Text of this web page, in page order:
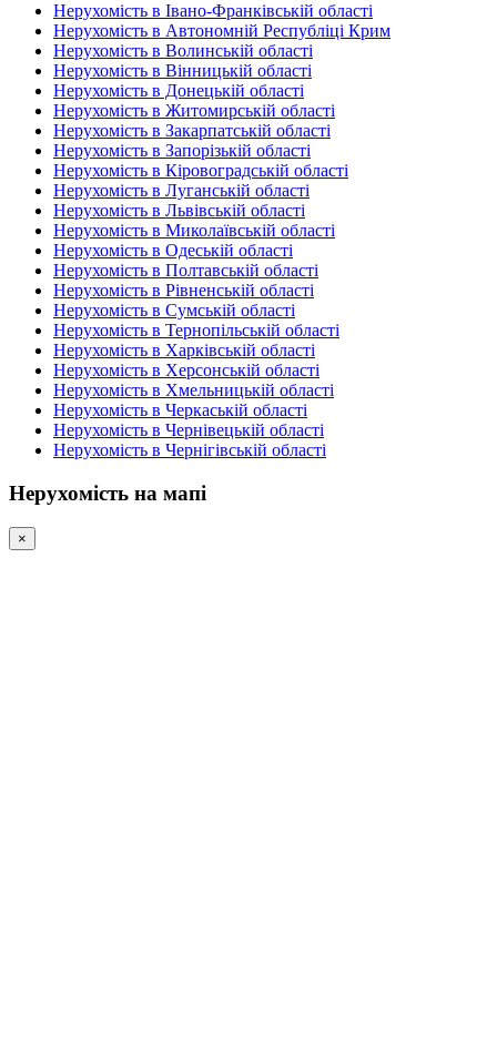
Нерухомість в Івано-Франківській області
Нерухомість в Автономній Республіці Крим
Нерухомість в Волинській області
Нерухомість в Вінницькій області
Нерухомість в Донецькій області
Нерухомість в Житомирській області
Нерухомість в Закарпатській області
Нерухомість в Запорізькій області
Нерухомість в Кіровоградській області
Нерухомість в Луганській області
Нерухомість в Львівській області
Нерухомість в Миколаївській області
Нерухомість в Одеській області
Нерухомість в Полтавській області
Нерухомість в Рівненській області
Нерухомість в Сумській області
Нерухомість в Тернопільській області
Нерухомість в Харківській області
Нерухомість в Херсонській області
Нерухомість в Хмельницькій області
Нерухомість в Черкаській області
Нерухомість в Чернівецькій області
Нерухомість в Чернігівській області
Нерухомість на мапі
×